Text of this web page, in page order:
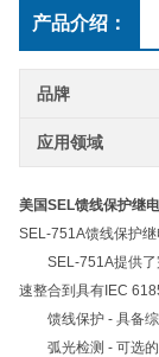
产品介绍：
品牌
应用领域
美国SEL馈线保护继
SEL-751A馈线保护
SEL-751A提供了完
速整合到具有IEC
馈线保护 - 具备综
弧光检测 - 可选的